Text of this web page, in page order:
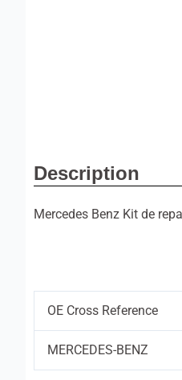
Description
Mercedes Benz Kit de
OE Cross Reference
MERCEDES-BENZ